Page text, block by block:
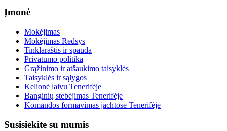
Įmonė
Mokėjimas
Mokėjimas Redsys
Tinklaraštis ir spauda
Privatumo politika
Grąžinimo ir atšaukimo taisyklės
Taisyklės ir sąlygos
Kelionė laivu Tenerifėje
Banginių stebėjimas Tenerifėje
Komandos formavimas jachtose Tenerifėje
Susisiekite su mumis